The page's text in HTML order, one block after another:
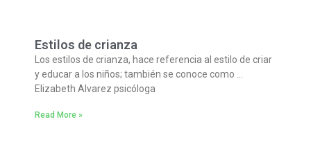
Estilos de crianza
y educar a los niños; también se conoce como …
Elizabeth Alvarez psicóloga
Read More »